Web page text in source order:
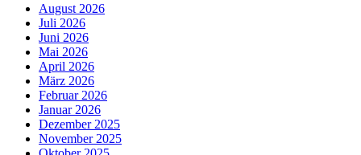
August 2026
Juli 2026
Juni 2026
Mai 2026
April 2026
März 2026
Februar 2026
Januar 2026
Dezember 2025
November 2025